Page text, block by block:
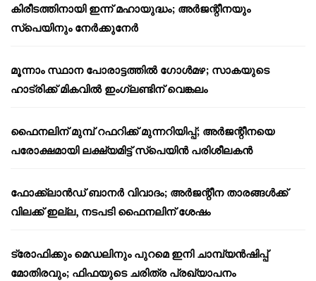
കിരീടത്തിനായി ഇന്ന് മഹായുദ്ധം; അർജന്റീനയും
സ്പെയിനും നേർക്കുനേർ
മൂന്നാം സ്ഥാന പോരാട്ടത്തിൽ ഗോൾമഴ; സാകയുടെ
ഹാട്രിക്ക് മികവിൽ ഇംഗ്ലണ്ടിന് വെങ്കലം
ഫൈനലിന് മുമ്പ് റഫറിക്ക് മുന്നറിയിപ്പ്; അർജന്റീനയെ
പരോക്ഷമായി ലക്ഷ്യമിട്ട് സ്പെയിൻ പരിശീലകൻ
ഫോക്ക്‌ലാൻഡ് ബാനർ വിവാദം; അർജന്റീന താരങ്ങൾക്ക്
വിലക്ക് ഇല്ല, നടപടി ഫൈനലിന് ശേഷം
ട്രോഫിക്കും മെഡലിനും പുറമെ ഇനി ചാമ്പ്യൻഷിപ്പ്
മോതിരവും; ഫിഫയുടെ ചരിത്ര പ്രഖ്യാപനം